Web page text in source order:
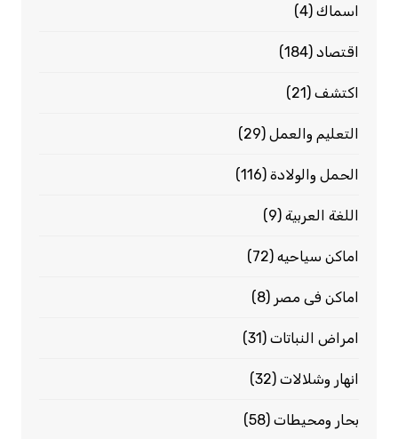
اسماك(4)
اقتصاد(184)
اكتشف(21)
التعليم والعمل(29)
الحمل والولادة(116)
اللغة العربية(9)
اماكن سياحيه(72)
اماكن فى مصر (8)
امراض النباتات(31)
انهار وشلالات(32)
بحار ومحيطات(58)